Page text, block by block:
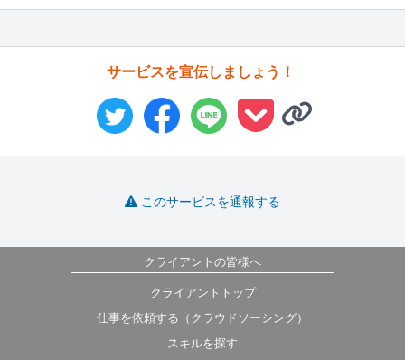
サービスを宣伝しましょう！
このサービスを通報する
クライアントの皆様へ
クライアントトップ
仕事を依頼する（クラウドソーシング）
スキルを探す